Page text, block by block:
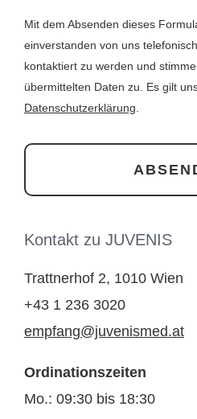
Mit dem Absenden dieses
einverstanden von uns
kontaktiert zu werden und
übermittelten Daten zu. Es gilt
Datenschutzerklärung.
Kontakt zu JUVENIS
Trattnerhof 2, 1010 Wien
+43 1 236 3020
empfang@juvenismed.at
Ordinationszeiten
Mo.: 09:30 bis 18:30